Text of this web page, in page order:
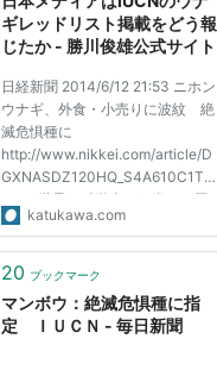
ギレッドリスト掲載をどう報
じたか - 勝川俊雄公式サイト
日経新聞 2014/6/12 21:53 ニホン
ウナギ、外食・小売りに波紋 絶
滅危惧種に
http://www.nikkei.com/article/D
GXNASDZ120HQ_S4A610C1TI0
000/ 世界の科学者で組織する国
際自然保護連合（ＩＵＣＮ、スイ
物を指定する「レッドリスト」に
食業者などの間で広が...
katukawa.com
20 ブックマーク
マンボウ：絶滅危惧種に指
定 ＩＵＣＮ - 毎日新聞